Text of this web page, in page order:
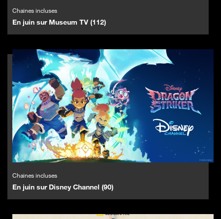
Chaines incluses
En juin sur Museum TV (112)
Chaines incluses
En juin sur Disney Channel (90)